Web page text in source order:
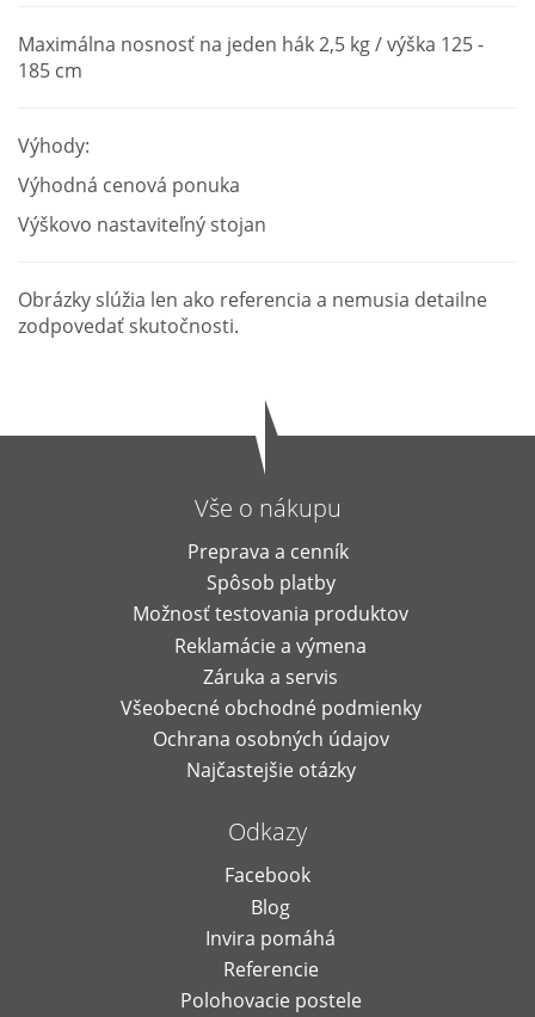
Maximálna nosnosť na jeden hák 2,5 kg / výška 125 -
185 cm
Výhody:
Výhodná cenová ponuka
Výškovo nastaviteľný stojan
Obrázky slúžia len ako referencia a nemusia detailne
zodpovedať skutočnosti.
Vše o nákupu
Preprava a cenník
Spôsob platby
Možnosť testovania produktov
Reklamácie a výmena
Záruka a servis
Všeobecné obchodné podmienky
Ochrana osobných údajov
Najčastejšie otázky
Odkazy
Facebook
Blog
Invira pomáhá
Referencie
Polohovacie postele